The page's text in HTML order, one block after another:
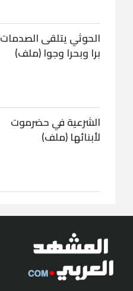
الحوثي يتلقى الصدمات
برا وبحرا وجوا (ملف)
الشرعية في حضرموت
لأبنائها (ملف)